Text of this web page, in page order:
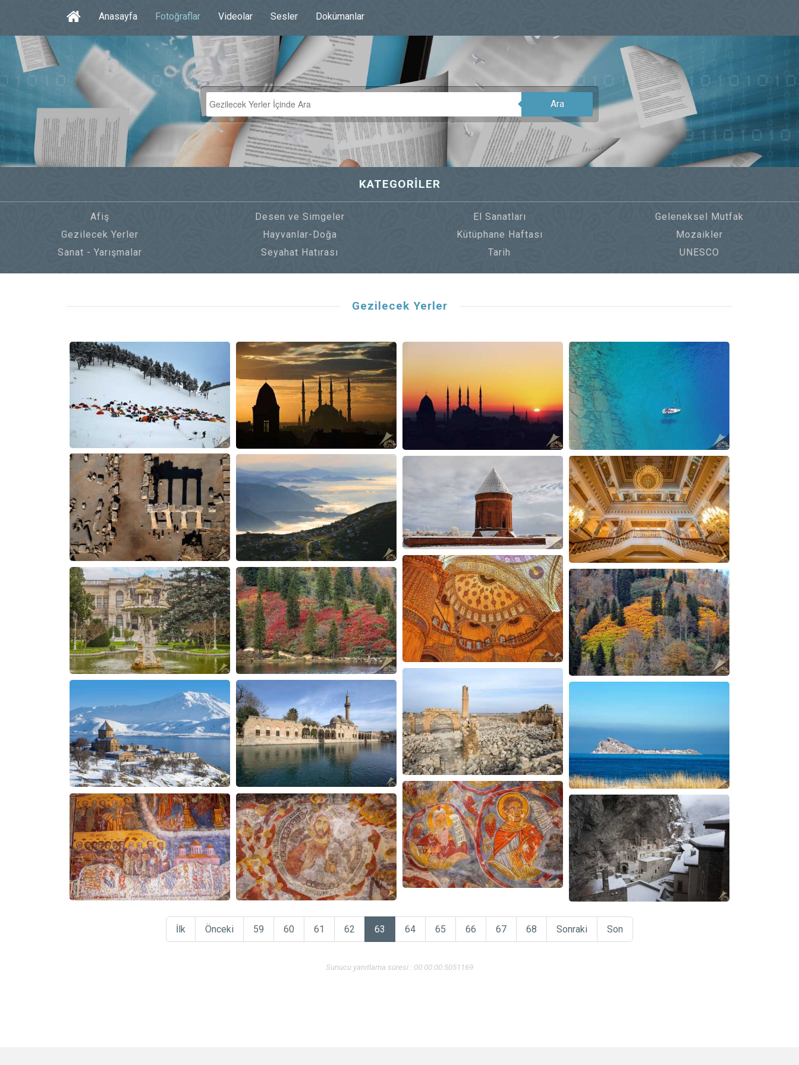
Anasayfa Fotoğraflar Videolar Sesler Dokümanlar
Ara
KATEGORİLER
Afiş Desen ve Simgeler El Sanatları
Geleneksel Mutfak
Gezilecek Yerler
Hayvanlar-Doğa Kütüphane Haftası
Mozaikler
Sanat - Yarışmalar
Seyahat Hatırası Tarih UNESCO
Gezilecek Yerler
İlk Önceki 59 60 61 62 63 64 65 66 67 68 Sonraki Son
Sunucu yanıtlama süresi : 00:00:00.5051169